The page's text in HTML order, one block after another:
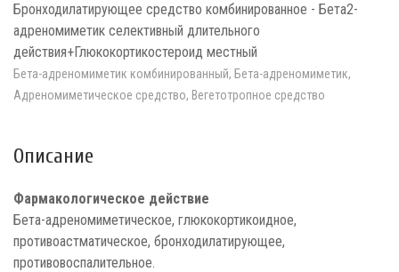
Бронходилатирующее средство комбинированное - Бета2-
адреномиметик селективный длительного
действия+Глюкокортикостероид местный
Бета-адреномиметик комбинированный, Бета-адреномиметик,
Адреномиметическое средство, Вегетотропное средство
Описание
Фармакологическое действие
Бета-адреномиметическое, глюкокортикоидное,
противоастматическое, бронходилатирующее,
противовоспалительное.